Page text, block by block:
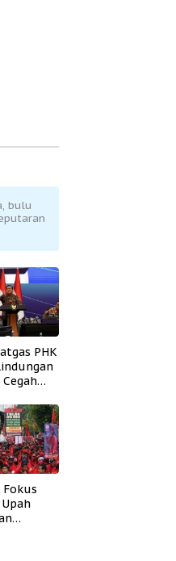
bulu
PHK